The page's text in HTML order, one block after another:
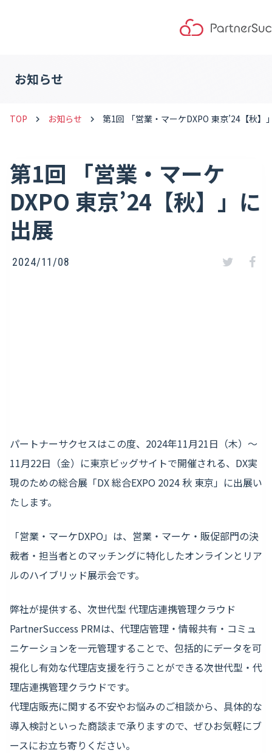
お知らせ
TOP keyboard_arrow_right お知らせ keyboard_arrow_right 第1回 「営業・マーケDXPO 東京’24【秋】
第1回 「営業・マーケ
DXPO 東京’24【秋】」に
出展
2024/11/08
パートナーサクセスはこの度、2024年11月21日（木）～
11月22日（金）に東京ビッグサイトで開催される、DX実
現のための総合展「DX 総合EXPO 2024 秋 東京」に出展い
たします。
「営業・マーケDXPO」は、営業・マーケ・販促部門の決
裁者・担当者とのマッチングに特化したオンラインとリア
ルのハイブリッド展示会です。
弊社が提供する、次世代型 代理店連携管理クラウド
PartnerSuccess PRMは、代理店管理・情報共有・コミュ
ニケーションを一元管理することで、包括的にデータを可
視化し有効な代理店支援を行うことができる次世代型・代
理店連携管理クラウドです。
代理店販売に関する不安やお悩みのご相談から、具体的な
導入検討といった商談まで承りますので、ぜひお気軽にブ
ースにお立ち寄りください。